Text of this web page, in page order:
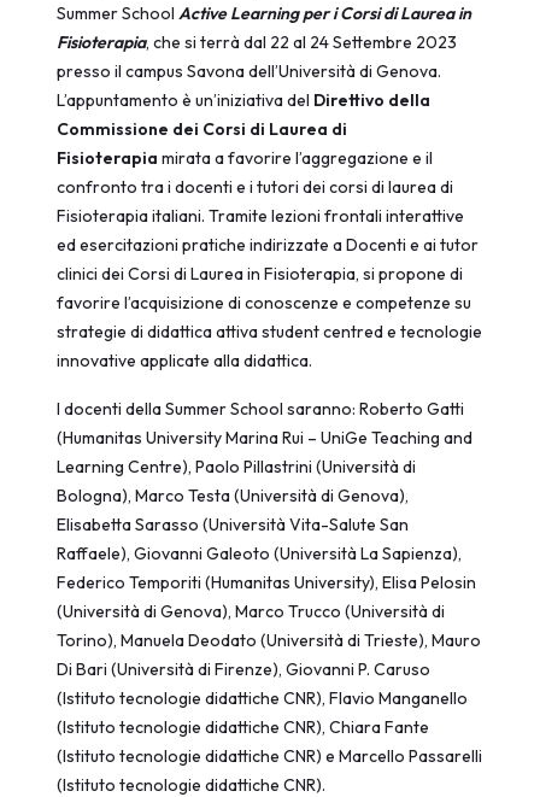
Summer School Active Learning per i Corsi di Laurea in
Fisioterapia, che si terrà dal 22 al 24 Settembre 2023
presso il campus Savona dell’Università di Genova.
L’appuntamento è un’iniziativa del Direttivo della
Commissione dei Corsi di Laurea di
Fisioterapia mirata a favorire l’aggregazione e il
confronto tra i docenti e i tutori dei corsi di laurea di
Fisioterapia italiani. Tramite lezioni frontali interattive
ed esercitazioni pratiche indirizzate a Docenti e ai tutor
clinici dei Corsi di Laurea in Fisioterapia, si propone di
favorire l’acquisizione di conoscenze e competenze su
strategie di didattica attiva student centred e tecnologie
innovative applicate alla didattica.
I docenti della Summer School saranno: Roberto Gatti
(Humanitas University Marina Rui – UniGe Teaching and
Learning Centre), Paolo Pillastrini (Università di
Bologna), Marco Testa (Università di Genova),
Elisabetta Sarasso (Università Vita-Salute San
Raffaele), Giovanni Galeoto (Università La Sapienza),
Federico Temporiti (Humanitas University), Elisa Pelosin
(Università di Genova), Marco Trucco (Università di
Torino), Manuela Deodato (Università di Trieste), Mauro
Di Bari (Università di Firenze), Giovanni P. Caruso
(Istituto tecnologie didattiche CNR), Flavio Manganello
(Istituto tecnologie didattiche CNR), Chiara Fante
(Istituto tecnologie didattiche CNR) e Marcello Passarelli
(Istituto tecnologie didattiche CNR).